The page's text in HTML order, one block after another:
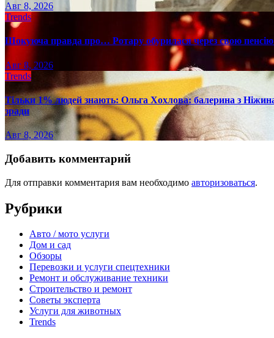
Авг 8, 2026
Trends
Шокуюча правда про… Ротару обурилася через свою
Авг 8, 2026
Trends
Тільки 1% людей знають: Ольга Хохлова: балерина з
зради
Авг 8, 2026
Добавить комментарий
Для отправки комментария вам необходимо авторизоваться.
Рубрики
Авто / мото услуги
Дом и сад
Обзоры
Перевозки и услуги спецтехники
Ремонт и обслуживание техники
Строительство и ремонт
Советы эксперта
Услуги для животных
Trends